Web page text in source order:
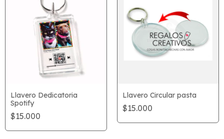
Llavero Dedicatoria
Spotify
$15.000
Llavero Circular pasta
$15.000